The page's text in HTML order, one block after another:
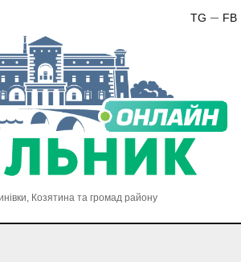
FB
TG
Козятина та громад району